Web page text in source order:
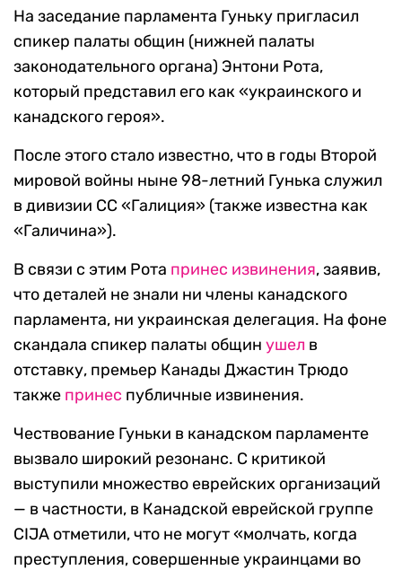
На заседание парламента Гуньку пригласил
спикер палаты общин (нижней палаты
законодательного органа) Энтони Рота,
который представил его как «украинского и
канадского героя».
После этого стало известно, что в годы Второй
мировой войны ныне 98-летний Гунька служил
в дивизии СС «Галиция» (также известна как
«Галичина»).
В связи с этим Рота принес извинения, заявив,
что деталей не знали ни члены канадского
парламента, ни украинская делегация. На фоне
скандала спикер палаты общин ушел в
отставку, премьер Канады Джастин Трюдо
также принес публичные извинения.
Чествование Гуньки в канадском парламенте
вызвало широкий резонанс. С критикой
выступили множество еврейских организаций
— в частности, в Канадской еврейской группе
CIJA отметили, что не могут «молчать, когда
преступления, совершенные украинцами во